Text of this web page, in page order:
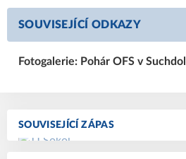
SOUVISEJÍCÍ ZÁPAS
SOUVISEJÍCÍ ODKAZY
Fotogalerie: Pohár OFS v